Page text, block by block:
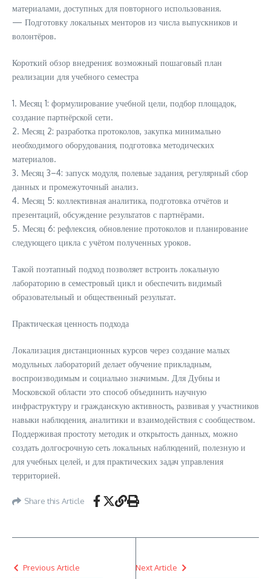
материалами, доступных для повторного использования.
— Подготовку локальных менторов из числа выпускников и
волонтёров.
Короткий обзор внедрения: возможный пошаговый план
реализации для учебного семестра
1. Месяц 1: формулирование учебной цели, подбор площадок,
создание партнёрской сети.
2. Месяц 2: разработка протоколов, закупка минимально
необходимого оборудования, подготовка методических
материалов.
3. Месяц 3–4: запуск модуля, полевые задания, регулярный сбор
данных и промежуточный анализ.
4. Месяц 5: коллективная аналитика, подготовка отчётов и
презентаций, обсуждение результатов с партнёрами.
5. Месяц 6: рефлексия, обновление протоколов и планирование
следующего цикла с учётом полученных уроков.
Такой поэтапный подход позволяет встроить локальную
лабораторию в семестровый цикл и обеспечить видимый
образовательный и общественный результат.
Практическая ценность подхода
Локализация дистанционных курсов через создание малых
модульных лабораторий делает обучение прикладным,
воспроизводимым и социально значимым. Для Дубны и
Московской области это способ объединить научную
инфраструктуру и гражданскую активность, развивая у участников
навыки наблюдения, аналитики и взаимодействия с сообществом.
Поддерживая простоту методик и открытость данных, можно
создать долгосрочную сеть локальных наблюдений, полезную и
для учебных целей, и для практических задач управления
территорией.
Share this Article
Previous Article Next Article